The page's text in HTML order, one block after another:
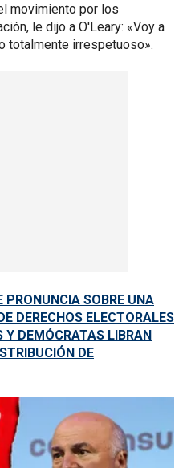
movimiento por los
le dijo a O'Leary: «Voy a
totalmente irrespetuoso».
PRONUNCIA SOBRE UNA
DERECHOS ELECTORALES
Y DEMÓCRATAS LIBRAN
DE